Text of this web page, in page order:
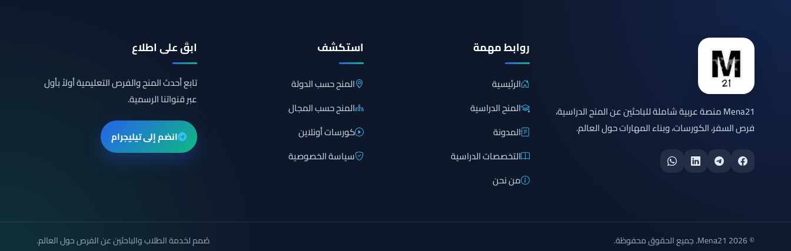
Mena21 منصة عربية شاملة للباحثين عن المنح الدراسية،
فرص السفر، الكورسات، وبناء المهارات حول العالم.
روابط مهمة
الرئيسية
المنح الدراسية
المدونة
التخصصات الدراسية
من نحن
استكشف
المنح حسب الدولة
المنح حسب المجال
كورسات أونلاين
سياسة الخصوصية
ابقَ على اطلاع
تابع أحدث المنح والفرص التعليمية أولاً بأول
عبر قنواتنا الرسمية.
انضم إلى تيليجرام
© 2026 Mena21. جميع الحقوق محفوظة. صُمم لخدمة الطلاب والباحثين عن الفرص حول العالم.